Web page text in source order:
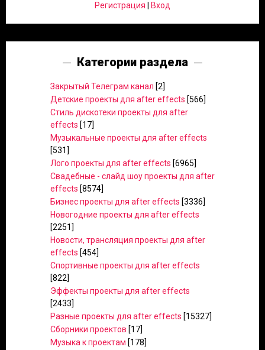
Регистрация
Вход
Категории раздела
Закрытый Телеграм канал [2]
Детские проекты для after effects [566]
Стиль дискотеки проекты для after
effects [17]
Музыкальные проекты для after effects
[531]
Лого проекты для after effects [6965]
Свадебные - слайд шоу проекты для after
effects [8574]
Бизнес проекты для after effects [3336]
Новогодние проекты для after effects
[2251]
Новости, трансляция проекты для after
effects [454]
Спортивные проекты для after effects
[822]
Эффекты проекты для after effects
[2433]
Разные проекты для after effects [15327]
Сборники проектов [17]
Музыка к проектам [178]